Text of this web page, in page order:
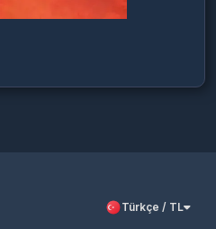
Türkçe / TL